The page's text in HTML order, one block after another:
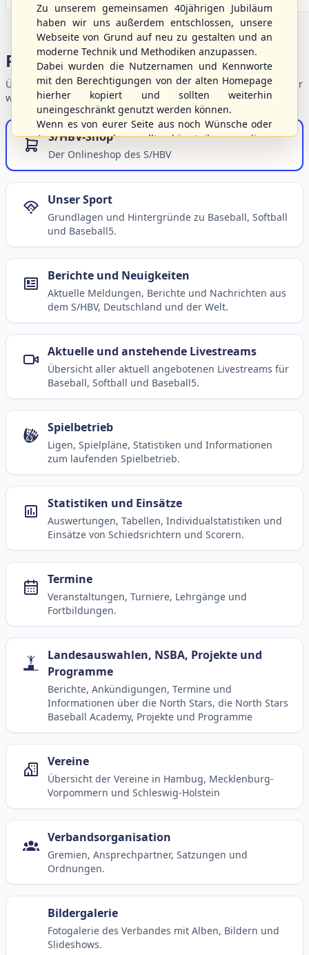
Portalbereiche
Übersicht der Verbandsbereiche – wählen Sie einen Einstieg für
weiterführende Informationen.
S/HBV-Shop
Der Onlineshop des S/HBV
Unser Sport
Grundlagen und Hintergründe zu Baseball, Softball
und Baseball5.
Berichte und Neuigkeiten
Aktuelle Meldungen, Berichte und Nachrichten aus
dem S/HBV, Deutschland und der Welt.
Aktuelle und anstehende Livestreams
Übersicht aller aktuell angebotenen Livestreams für
Baseball, Softball und Baseball5.
Spielbetrieb
Ligen, Spielpläne, Statistiken und Informationen
zum laufenden Spielbetrieb.
Statistiken und Einsätze
Auswertungen, Tabellen, Individualstatistiken und
Einsätze von Schiedsrichtern und Scorern.
Termine
Veranstaltungen, Turniere, Lehrgänge und
Fortbildungen.
Landesauswahlen, NSBA, Projekte und
Programme
Berichte, Ankündigungen, Termine und
Informationen über die North Stars, die North Stars
Baseball Academy, Projekte und Programme
Vereine
Übersicht der Vereine in Hambug, Mecklenburg-
Vorpommern und Schleswig-Holstein
Verbandsorganisation
Gremien, Ansprechpartner, Satzungen und
Ordnungen.
Bildergalerie
Fotogalerie des Verbandes mit Alben, Bildern und
Slideshows.
Zu unserem gemeinsamen 40jährigen Jubiläum
haben wir uns außerdem entschlossen, unsere
Webseite von Grund auf neu zu gestalten und an
moderne Technik und Methodiken anzupassen.
Dabei wurden die Nutzernamen und Kennworte
mit den Berechtigungen von der alten Homepage
hierher kopiert und sollten weiterhin
uneingeschränkt genutzt werden können.
Wenn es von eurer Seite aus noch Wünsche oder
Anregungen geben sollte, könnt ihr uns diese
gerne an die Verbandsadresse
schicken.